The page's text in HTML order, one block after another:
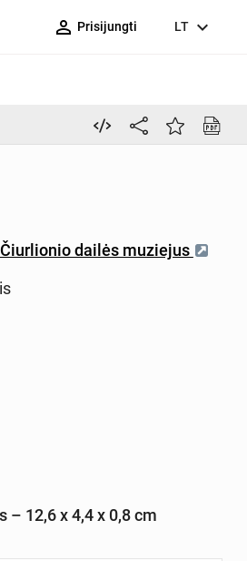
person_outline Prisijungti LT expand_more
dailės muziejus
– 12,6 x 4,4 x 0,8 cm